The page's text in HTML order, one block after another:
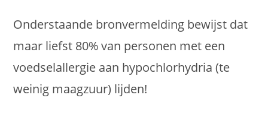
Onderstaande bronvermelding bewijst dat
maar liefst 80% van personen met een
voedselallergie aan hypochlorhydria (te
weinig maagzuur) lijden!